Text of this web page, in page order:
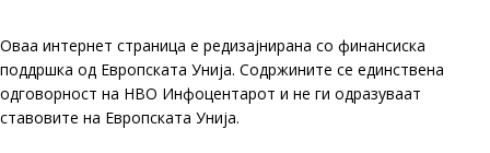
Оваа интернет страница е редизајнирана со финансиска
поддршка од Европската Унија. Содржините се единствена
одговорност на НВО Инфоцентарот и не ги одразуваат
ставовите на Европската Унија.